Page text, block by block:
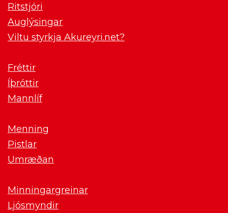
Ritstjóri
Auglýsingar
Viltu styrkja Akureyri.net?
Fréttir
Íþróttir
Mannlíf
Menning
Pistlar
Umræðan
Minningargreinar
Ljósmyndir